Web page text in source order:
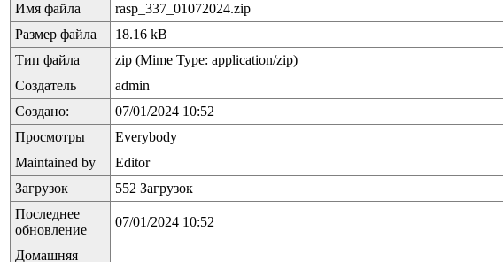
Имя файла
rasp_337_01072024.zip
Размер файла
18.16 kB
Тип файла
zip (Mime Type: application/zip)
Создатель
admin
Создано:
07/01/2024 10:52
Просмотры
Everybody
Maintained by
Editor
Загрузок
552 Загрузок
Последнее
обновление
07/01/2024 10:52
Домашняя